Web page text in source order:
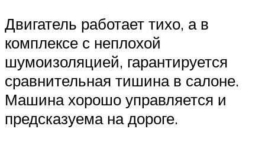
Двигатель работает тихо, а в
комплексе с неплохой
шумоизоляцией, гарантируется
сравнительная тишина в салоне.
Машина хорошо управляется и
предсказуема на дороге.